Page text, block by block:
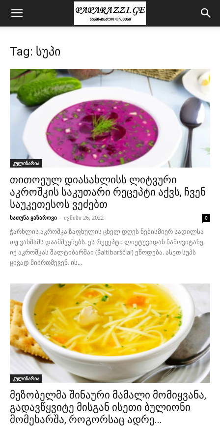
Tag: სუპი
კულინარია
თითოეულ დიასახლისს ლიტვური
აკროშკის საკუთარი რეცეპტი აქვს, ჩვენ
საუკეთესოს ვეძებთ
ხათუნა ყაზაროვი - ივნისი 26, 2022 0
ჭარხლის აკროშკა ზაფხულის ცხელ დღეს ნებისმიერ სადილსა
თუ ვახშამს დაამშვენებს. ეს რეცეპტი ლიეტუვადან ჩამოვიტანე,
იქ აკროშკას შალტიბარშაი (Šaltibarščiai) ეწოდება. ასეთ სუპს
ცივად მიირთმევენ. ის...
კულინარია
მეზობელმა შინაური მამალი მომიყვანა,
გადავწყვიტე მისგან ისეთი ბულიონი
მომეხარშა, როგორსაც ადრე...